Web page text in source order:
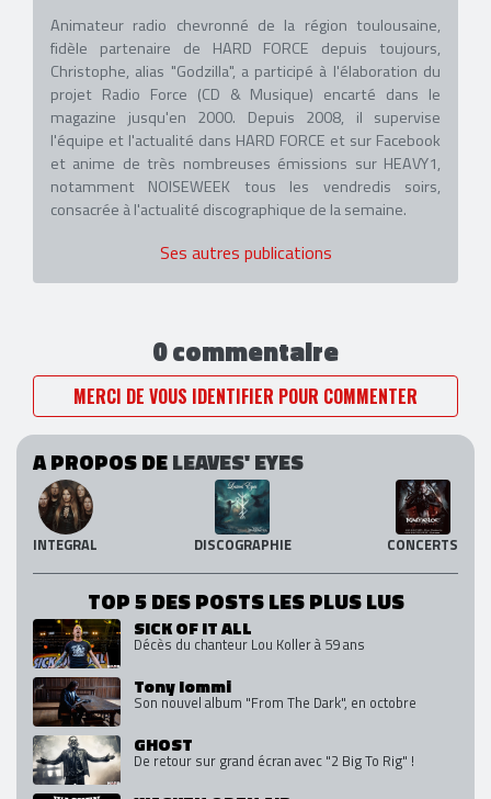
Animateur radio chevronné de la région toulousaine,
fidèle partenaire de HARD FORCE depuis toujours,
Christophe, alias "Godzilla", a participé à l'élaboration du
projet Radio Force (CD & Musique) encarté dans le
magazine jusqu'en 2000. Depuis 2008, il supervise
l'équipe et l'actualité dans HARD FORCE et sur Facebook
et anime de très nombreuses émissions sur HEAVY1,
notamment NOISEWEEK tous les vendredis soirs,
consacrée à l'actualité discographique de la semaine.
Ses autres publications
0 commentaire
MERCI DE VOUS IDENTIFIER POUR COMMENTER
A PROPOS DELEAVES' EYES
INTEGRAL DISCOGRAPHIE CONCERTS
TOP 5 DES POSTS LES PLUS LUS
SICK OF IT ALL
Décès du chanteur Lou Koller à 59 ans
Tony Iommi
Son nouvel album "From The Dark", en octobre
GHOST
De retour sur grand écran avec "2 Big To Rig" !